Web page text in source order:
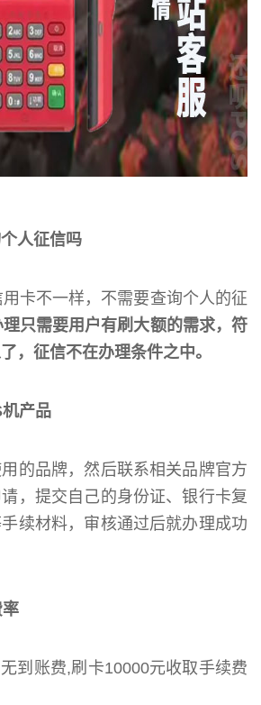
人征信吗
卡不一样，不需要查询个人的征
只需要用户有刷大额的需求，符
，征信不在办理条件之中。
产品
的品牌，然后联系相关品牌官方
，提交自己的身份证、银行卡复
续材料，审核通过后就办理成功
到账费,刷卡10000元收取手续费